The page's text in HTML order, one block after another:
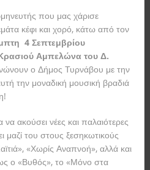
που μας χάρισε
κέφι και χορό, κάτω από τον
4 Σεπτεμβρίου
Κρασιού Αμπελώνα του Δ.
ο Δήμος Τυρνάβου με την
την μοναδική μουσική βραδιά
να ακούσει νέες και παλαιότερες
μαζί του στους ξεσηκωτικούς
«Χωρίς Αναπνοή», αλλά και
ο «Βυθός», το «Μόνο στα